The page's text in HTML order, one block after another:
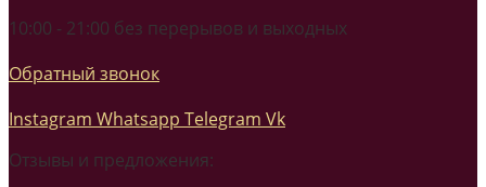
10:00 - 21:00 без перерывов и выходных
Обратный звонок
Instagram Whatsapp Telegram Vk
Отзывы и предложения: